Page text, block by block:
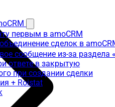
первым в amoCRM
сделок в
сообщение из-за раздела
ответе в закрытую
при создании сделки
+ Roistat